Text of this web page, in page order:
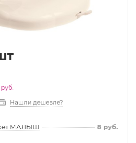
Нашли дешевле?
МАЛЫШ 8 руб.